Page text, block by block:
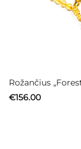
Rožančius
€156.00